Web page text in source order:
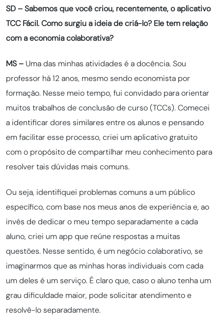
SD –Sabemos que você criou, recentemente, o aplicativo
TCC Fácil. Como surgiu a ideia de criá-lo? Ele tem relação
com a economia colaborativa?
MS – Uma das minhas atividades é a docência. Sou
professor há 12 anos, mesmo sendo economista por
formação. Nesse meio tempo, fui convidado para orientar
muitos trabalhos de conclusão de curso (TCCs). Comecei
a identificar dores similares entre os alunos e pensando
em facilitar esse processo, criei um aplicativo gratuito
com o propósito de compartilhar meu conhecimento para
resolver tais dúvidas mais comuns.
Ou seja, identifiquei problemas comuns a um público
específico, com base nos meus anos de experiência e, ao
invés de dedicar o meu tempo separadamente a cada
aluno, criei um app que reúne respostas a muitas
questões. Nesse sentido, é um negócio colaborativo, se
imaginarmos que as minhas horas individuais com cada
um deles é um serviço. É claro que, caso o aluno tenha um
grau dificuldade maior, pode solicitar atendimento e
resolvê-lo separadamente.